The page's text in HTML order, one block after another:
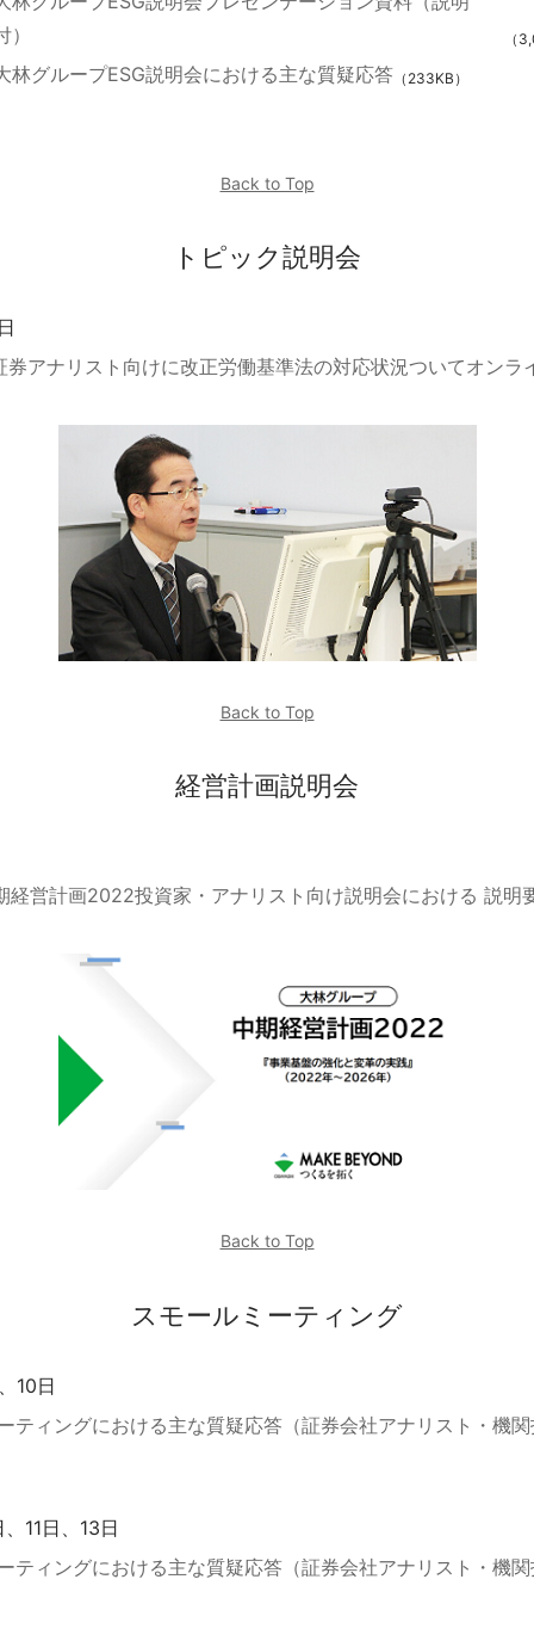
）
（
林グループESG説明会における主な質疑応答 （233KB）
Back to Top
トピック説明会
券アナリスト向けに改正労働基準法の対応状況ついてオンラ
Back to Top
経営計画説明会
経営計画2022投資家・アナリスト向け説明会における 説明
Back to Top
スモールミーティング
10日
ティングにおける主な質疑応答（証券会社アナリスト・機
11日、13日
ティングにおける主な質疑応答（証券会社アナリスト・機